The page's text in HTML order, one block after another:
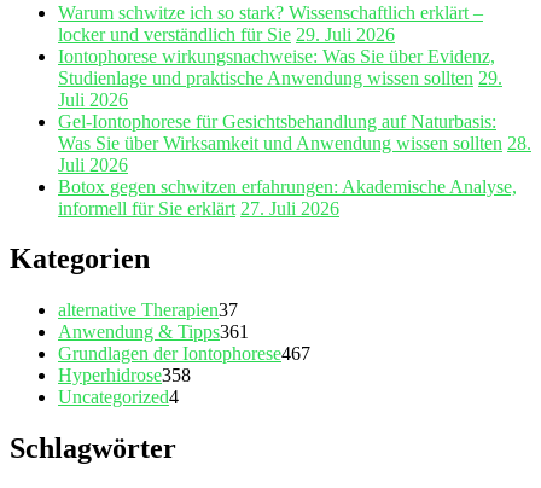
Warum schwitze ich so stark? Wissenschaftlich erklärt –
locker und verständlich für Sie 29. Juli 2026
Iontophorese wirkungsnachweise: Was Sie über Evidenz,
Studienlage und praktische Anwendung wissen sollten 29.
Juli 2026
Gel‑Iontophorese für Gesichtsbehandlung auf Naturbasis:
Was Sie über Wirksamkeit und Anwendung wissen sollten 28.
Juli 2026
Botox gegen schwitzen erfahrungen: Akademische Analyse,
informell für Sie erklärt 27. Juli 2026
Kategorien
alternative Therapien37
Anwendung & Tipps361
Grundlagen der Iontophorese467
Hyperhidrose358
Uncategorized4
Schlagwörter